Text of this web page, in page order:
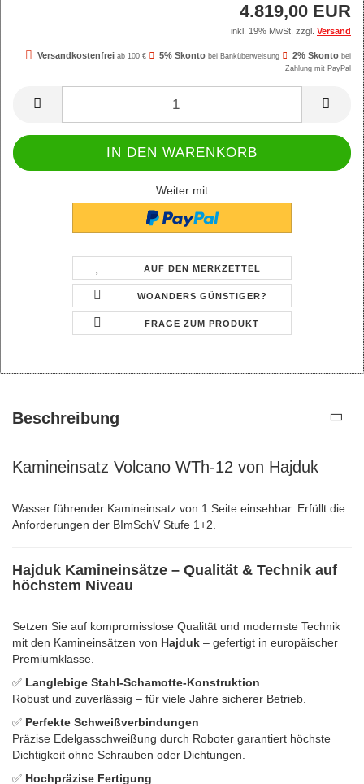
4.819,00 EUR
inkl. 19% MwSt. zzgl. Versand
Versandkostenfrei ab 100 € 5% Skonto bei Banküberweisung 2% Skonto bei
Zahlung mit PayPal
Weiter mit
AUF DEN MERKZETTEL
WOANDERS GÜNSTIGER?
FRAGE ZUM PRODUKT
Beschreibung
Kamineinsatz Volcano WTh-12 von Hajduk
Wasser führender Kamineinsatz von 1 Seite einsehbar. Erfüllt die
Anforderungen der BImSchV Stufe 1+2.
Hajduk Kamineinsätze – Qualität & Technik auf
höchstem Niveau
Setzen Sie auf kompromisslose Qualität und modernste Technik
mit den Kamineinsätzen von Hajduk – gefertigt in europäischer
Premiumklasse.
✅ Langlebige Stahl-Schamotte-Konstruktion
Robust und zuverlässig – für viele Jahre sicherer Betrieb.
✅ Perfekte Schweißverbindungen
Präzise Edelgasschweißung durch Roboter garantiert höchste
Dichtigkeit ohne Schrauben oder Dichtungen.
✅ Hochpräzise Fertigung